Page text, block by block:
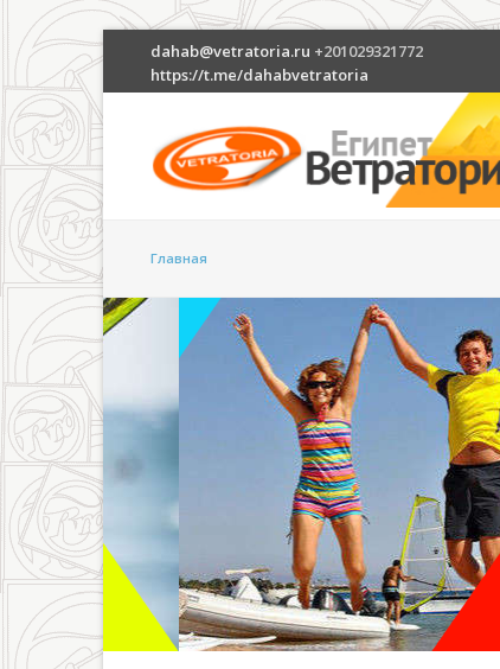
dahab@vetratoria.ru +201029321772
https://t.me/dahabvetratoria
Главная